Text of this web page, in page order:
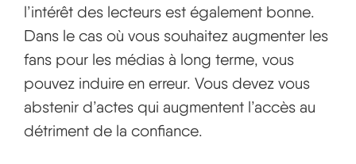
l’intérêt des lecteurs est également bonne.
Dans le cas où vous souhaitez augmenter les
fans pour les médias à long terme, vous
pouvez induire en erreur. Vous devez vous
abstenir d’actes qui augmentent l’accès au
détriment de la confiance.